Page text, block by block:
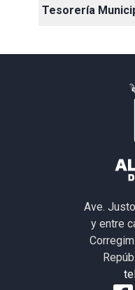
Tesorería
Ave.
y entre